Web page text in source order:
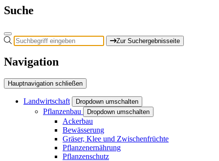
Suche
Zur Suchergebnisseite
Navigation
Hauptnavigation schließen
Landwirtschaft Dropdown umschalten
Pflanzenbau Dropdown umschalten
Ackerbau
Bewässerung
Gräser, Klee und Zwischenfrüchte
Pflanzenernährung
Pflanzenschutz